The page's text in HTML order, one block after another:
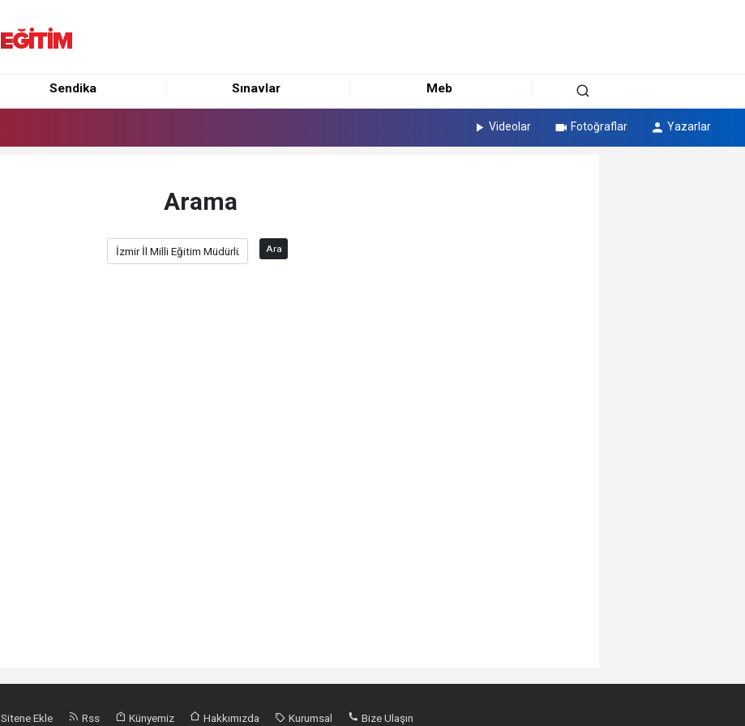
Sendika Sınavlar Meb
Videolar Fotoğraflar Yazarlar
Arama
Ara
Sitene Ekle Rss Künyemiz Hakkımızda Kurumsal Bize Ulaşın